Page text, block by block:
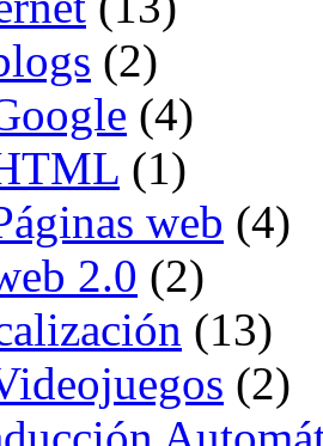
(2)
(4)
(1)
web (4)
2.0 (2)
(13)
(2)